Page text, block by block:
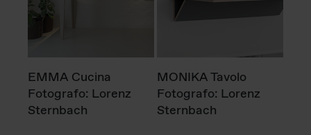
EMMA Cucina
Fotografo: Lorenz
Sternbach
MONIKA Tavolo
Fotografo: Lorenz
Sternbach